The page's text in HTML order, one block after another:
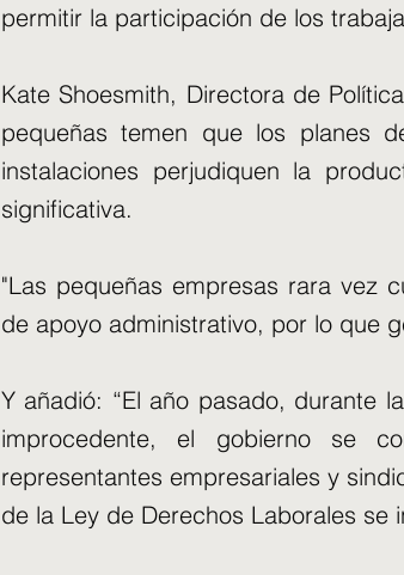
permitir la participación de los
Kate Shoesmith, Directora de
pequeñas temen que los planes
instalaciones perjudiquen la
significativa.
"Las pequeñas empresas rara vez
de apoyo administrativo, por lo que
Y añadió: “El año pasado, durante
improcedente, el gobierno se
representantes empresariales y
de la Ley de Derechos Laborales se